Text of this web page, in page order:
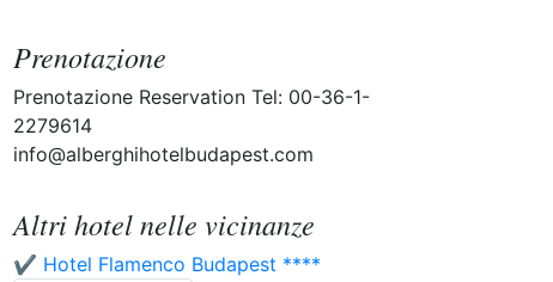
Prenotazione
Prenotazione Reservation Tel: 00-36-1-
2279614
info@alberghihotelbudapest.com
Altri hotel nelle vicinanze
✔️ Hotel Flamenco Budapest ****